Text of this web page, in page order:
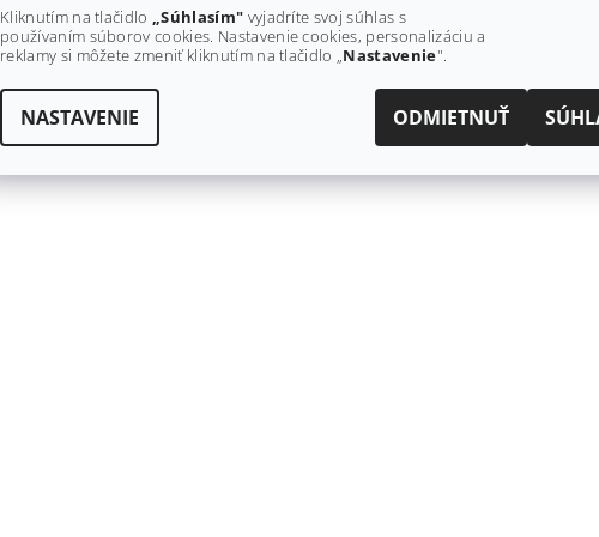
Kliknutím na tlačidlo „Súhlasím" vyjadríte svoj súhlas s
používaním súborov cookies. Nastavenie cookies, personalizáciu a
reklamy si môžete zmeniť kliknutím na tlačidlo „Nastavenie".
NASTAVENIE ODMIETNUŤ